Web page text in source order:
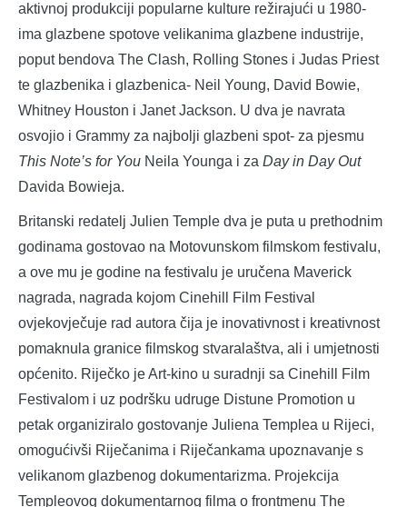
aktivnoj produkciji popularne kulture režirajući u 1980-
ima glazbene spotove velikanima glazbene industrije,
poput bendova The Clash, Rolling Stones i Judas Priest
te glazbenika i glazbenica- Neil Young, David Bowie,
Whitney Houston i Janet Jackson. U dva je navrata
osvojio i Grammy za najbolji glazbeni spot- za pjesmu
This Note’s for You Neila Younga i za Day in Day Out
Davida Bowieja.
Britanski redatelj Julien Temple dva je puta u prethodnim
godinama gostovao na Motovunskom filmskom festivalu,
a ove mu je godine na festivalu je uručena Maverick
nagrada, nagrada kojom Cinehill Film Festival
ovjekovječuje rad autora čija je inovativnost i kreativnost
pomaknula granice filmskog stvaralaštva, ali i umjetnosti
općenito. Riječko je Art-kino u suradnji sa Cinehill Film
Festivalom i uz podršku udruge Distune Promotion u
petak organiziralo gostovanje Juliena Templea u Rijeci,
omogućivši Riječanima i Riječankama upoznavanje s
velikanom glazbenog dokumentarizma. Projekcija
Templeovog dokumentarnog filma o frontmenu The